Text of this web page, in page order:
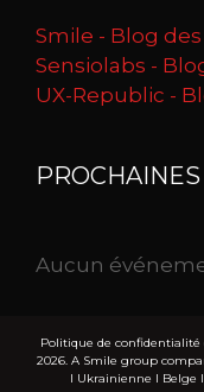
Smile - Blog
Sensiolabs -
UX-Republic -
Aucun
Politique de confidentialité
2026. A Smile group
I Ukrainienne I Belge I